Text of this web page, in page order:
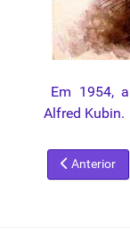
Em 1954,
Alfred Kubin.
Artigo
Anterior